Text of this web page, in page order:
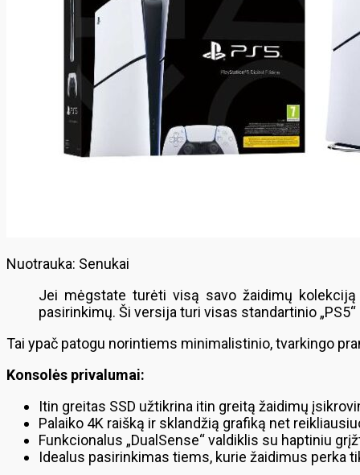
Nuotrauka: Senukai
Jei mėgstate turėti visą savo žaidimų
pasirinkimų. Ši versija turi visas standartinio
Tai ypač patogu norintiems minimalistinio, tvarkingo
Konsolės privalumai:
Itin greitas SSD užtikrina itin greitą žaidimų
Palaiko 4K raišką ir sklandžią grafiką net
Funkcionalus „DualSense“ valdiklis su haptiniu
Idealus pasirinkimas tiems, kurie žaidimus perka